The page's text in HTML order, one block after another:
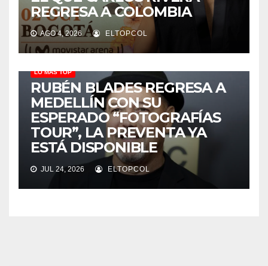
REGRESA A COLOMBIA
AGO 4, 2026 ELTOPCOL
LO MÁS TOP
RUBÉN BLADES REGRESA A
MEDELLÍN CON SU
ESPERADO “FOTOGRAFÍAS
TOUR”, LA PREVENTA YA
ESTÁ DISPONIBLE
JUL 24, 2026 ELTOPCOL